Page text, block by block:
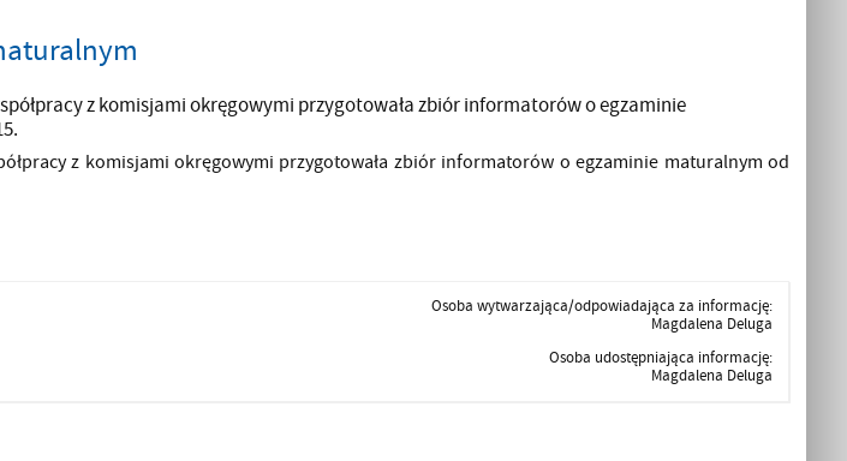
z komisjami okręgowymi przygotowała zbiór informatorów o egzaminie
z komisjami okręgowymi przygotowała zbiór informatorów o egzaminie maturalnym od
Osoba wytwarzająca/odpowiadająca za informację:
Magdalena Deluga
Osoba udostępniająca informację:
Magdalena Deluga